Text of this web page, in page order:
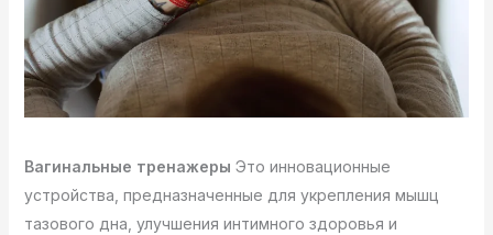
Вагинальные тренажеры Это инновационные
устройства, предназначенные для укрепления мышц
тазового дна, улучшения интимного здоровья и